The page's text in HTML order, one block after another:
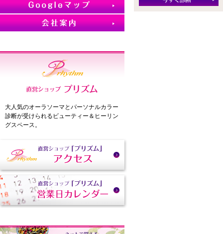
大人気のオーラソーマとパーソナルカラー
診断が受けられるビューティー＆ヒーリン
グスペース。